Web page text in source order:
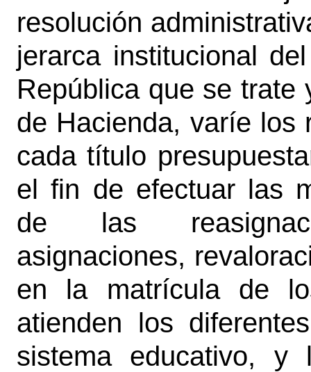
resolución
jerarca institucional
República que se trate
de Hacienda, varíe los
cada título
el fin de efectuar las
de las
asignaciones,
en la matrícula de
atienden los
sistema educativo, y